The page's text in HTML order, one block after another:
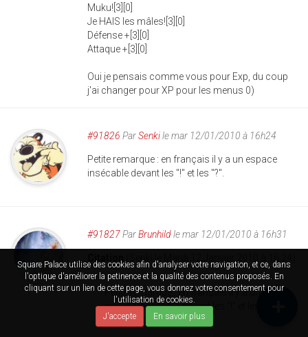
Square Palace utilise des cookies afin d'analyser votre navigation, et ce, dans
l'optique d'améliorer la petinence et la qualité des contenus proposés. En
cliquant sur un lien de cette page, vous donnez votre consentement pour
l'utilisation de cookies.
J'accepte
En savoir plus
Muku![3][0]
Je HAIS les mâles![3][0]
Défense +[3][0]
Attaque +[3][0]
Oui je pensais comme vous pour Exp, du coup
j'ai changer pour XP pour les menus 0)
#91826 ParSenkile mar 12/01/2010 à 16h24
Petite remarque : en français il y a un espace
insécable devant les "!" et les "?".
#91827ParBrunhildle mar 12/01/2010 à 16h31
Petite remarque : en français il y a un
espace insécable devant les "!" et les "?".